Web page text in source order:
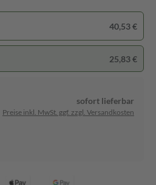
40,53 €
25,83 €
sofort lieferbar
Preise inkl. MwSt. ggf. zzgl. Versandkosten